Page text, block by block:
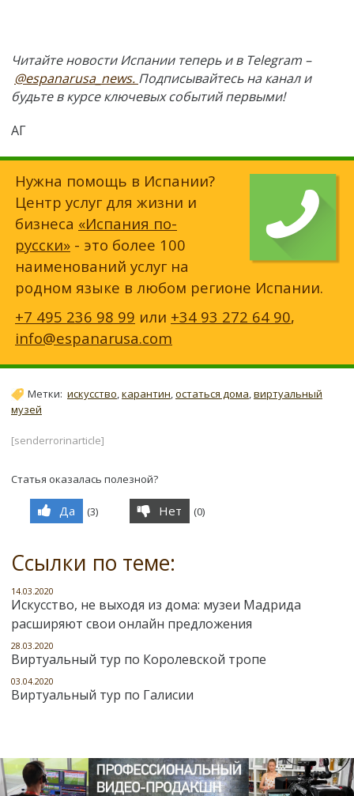
Читайте новости Испании теперь и в Telegram –
@espanarusa_news. Подписывайтесь на канал и
будьте в курсе ключевых событий первыми!
АГ
Нужна помощь в Испании?
Центр услуг для жизни и
бизнеса «Испания по-
русски» - это более 100
наименований услуг на
родном языке в любом регионе Испании.
+7 495 236 98 99 или +34 93 272 64 90,
info@espanarusa.com
Метки: искусство,карантин,остаться дома,виртуальный
музей
[senderrorinarticle]
Статья оказалась полезной?
Да (3) Нет (0)
Ссылки по теме:
14.03.2020
Искусство, не выходя из дома: музеи Мадрида
расширяют свои онлайн предложения
28.03.2020
Виртуальный тур по Королевской тропе
03.04.2020
Виртуальный тур по Галисии